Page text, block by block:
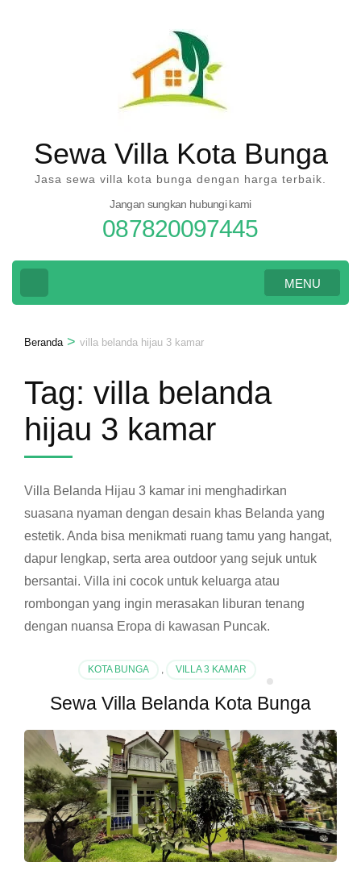
Sewa Villa Kota Bunga
Jasa sewa villa kota bunga dengan harga terbaik.
Jangan sungkan hubungi kami
087820097445
MENU
Beranda > villa belanda hijau 3 kamar
Tag: villa belanda
hijau 3 kamar
Villa Belanda Hijau 3 kamar ini menghadirkan
suasana nyaman dengan desain khas Belanda yang
estetik. Anda bisa menikmati ruang tamu yang hangat,
dapur lengkap, serta area outdoor yang sejuk untuk
bersantai. Villa ini cocok untuk keluarga atau
rombongan yang ingin merasakan liburan tenang
dengan nuansa Eropa di kawasan Puncak.
KOTA BUNGA , VILLA 3 KAMAR
Sewa Villa Belanda Kota Bunga